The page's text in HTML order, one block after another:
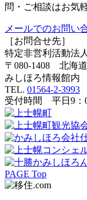
問・ご相談はお気
メールでのお問
［お問合せ先］
特定非営利活動法人
〒080-1408 北海
みしほろ情報館内
TEL. 01564-2-3993
受付時間 平日9：
PAGE Top